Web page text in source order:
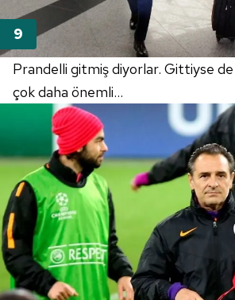
Prandelli gitmiş diyorlar. Gittiyse
çok daha önemli...